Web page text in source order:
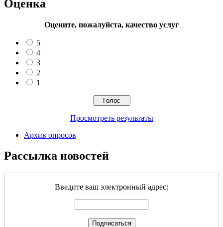
Оценка
Оцените, пожалуйста, качество услуг
5
4
3
2
1
Просмотреть результаты
Архив опросов
Рассылка новостей
Введите ваш электронный адрес: